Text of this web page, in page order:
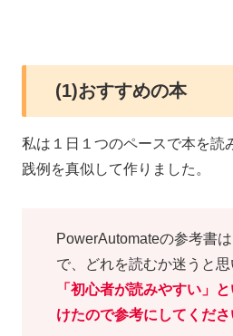
(1)おすすめの本
私は１日１つのペースで本を読
践例を真似して作りました。
PowerAutomateの参考書
で、どれを読むか迷うと思
「初心者が読みやすい」
けたので参考にしてくださ